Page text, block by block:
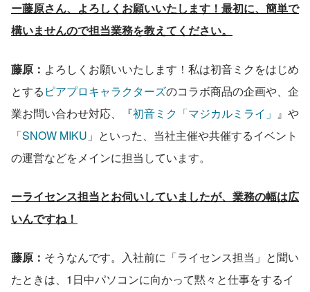
ー藤原さん、よろしくお願いいたします！最初に、簡単で
構いませんので担当業務を教えてください。
藤原： よろしくお願いいたします！私は初音ミクをはじめ
とする ピアプロキャラクターズのコラボ商品の企画や、企
業お問い合わせ対応、『初音ミク「マジカルミライ」 』や
「SNOW MIKU 」といった、当社主催や共催するイベント
の運営などをメインに担当しています。
ーライセンス担当とお伺いしていましたが、業務の幅は広
いんですね！
藤原： そうなんです。入社前に「ライセンス担当」と聞い
たときは、1日中パソコンに向かって黙々と仕事をするイ